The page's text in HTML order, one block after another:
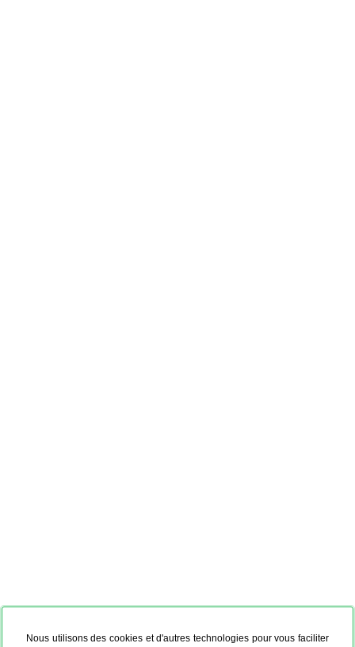
Nous utilisons des cookies et d'autres technologies pour vous faciliter